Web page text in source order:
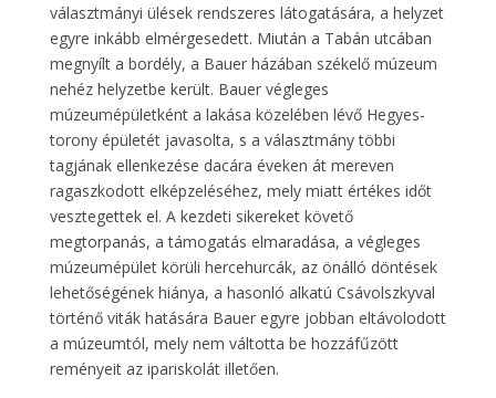
választmányi ülések rendszeres látogatására, a helyzet
egyre inkább elmérgesedett. Miután a Tabán utcában
megnyílt a bordély, a Bauer házában székelő múzeum
nehéz helyzetbe került. Bauer végleges
múzeumépületként a lakása közelében lévő Hegyes-
torony épületét javasolta, s a választmány többi
tagjának ellenkezése dacára éveken át mereven
ragaszkodott elképzeléséhez, mely miatt értékes időt
vesztegettek el. A kezdeti sikereket követő
megtorpanás, a támogatás elmaradása, a végleges
múzeumépület körüli hercehurcák, az önálló döntések
lehetőségének hiánya, a hasonló alkatú Csávolszkyval
történő viták hatására Bauer egyre jobban eltávolodott
a múzeumtól, mely nem váltotta be hozzáfűzött
reményeit az ipariskolát illetően.